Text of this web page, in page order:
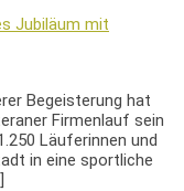
Begeisterung hat
Firmenlauf sein
Läuferinnen und
in eine sportliche